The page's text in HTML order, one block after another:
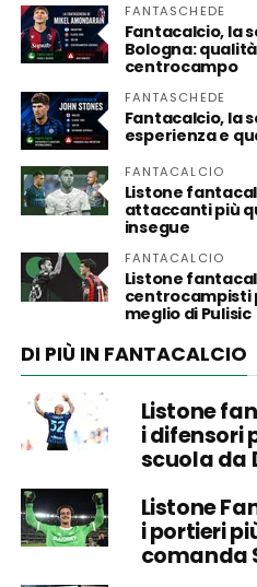
FANTASCHEDE
Fantacalcio, la
Bologna:
centrocampo
FANTASCHEDE
Fantacalcio, la
esperienza e
FANTACALCIO
Listone
attaccanti più
insegue
FANTACALCIO
Listone
centrocampisti
meglio di Pulisic
DI PIÙ IN FANTACALCIO
Listone
i difensori
scuola da
Listone
i portieri
comanda